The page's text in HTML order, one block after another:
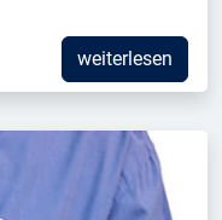
weiterlesen